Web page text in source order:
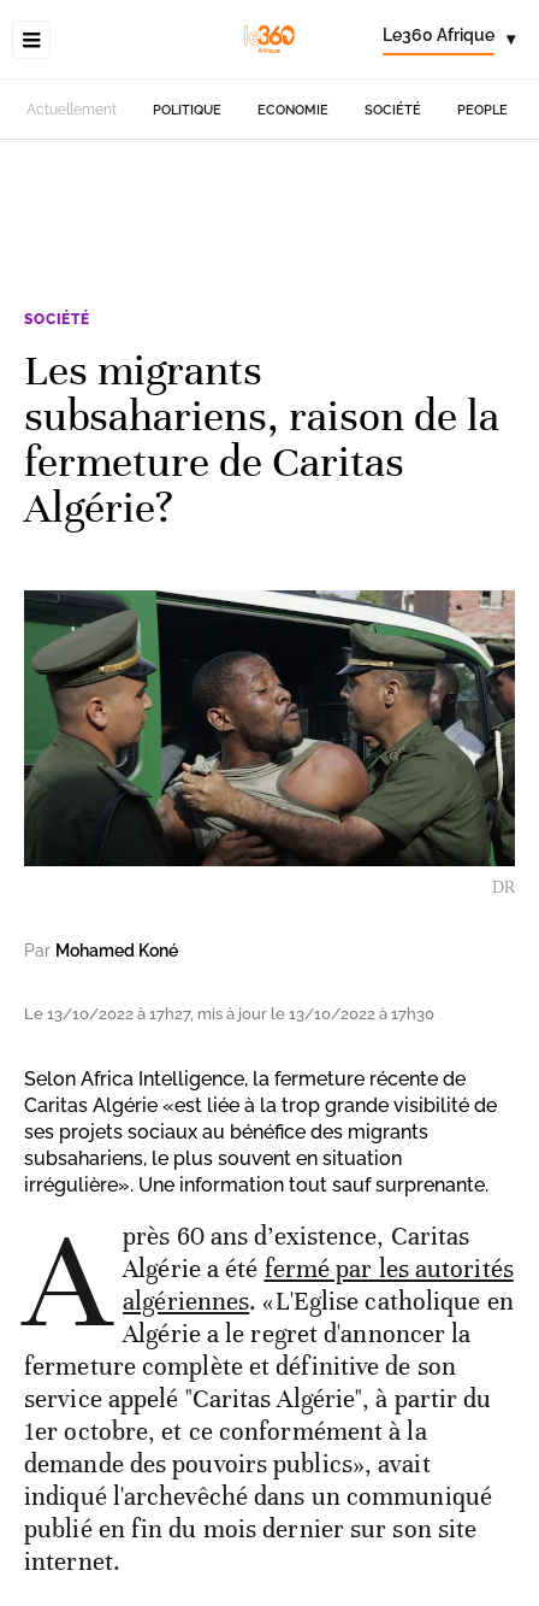
Le360 Afrique ▾
Actuellement POLITIQUE ECONOMIE SOCIÉTÉ PEOPLE
SOCIÉTÉ
Les migrants
subsahariens, raison de la
fermeture de Caritas
Algérie?
DR
Par Mohamed Koné
Le 13/10/2022 à 17h27, mis à jour le 13/10/2022 à 17h30
Selon Africa Intelligence, la fermeture récente de
Caritas Algérie «est liée à la trop grande visibilité de
ses projets sociaux au bénéfice des migrants
subsahariens, le plus souvent en situation
irrégulière». Une information tout sauf surprenante.
A près 60 ans d’existence, Caritas
Algérie a été fermé par les autorités
algériennes. «L'Eglise catholique en
Algérie a le regret d'annoncer la
fermeture complète et définitive de son
service appelé "Caritas Algérie", à partir du
1er octobre, et ce conformément à la
demande des pouvoirs publics», avait
indiqué l'archevêché dans un communiqué
publié en fin du mois dernier sur son site
internet.